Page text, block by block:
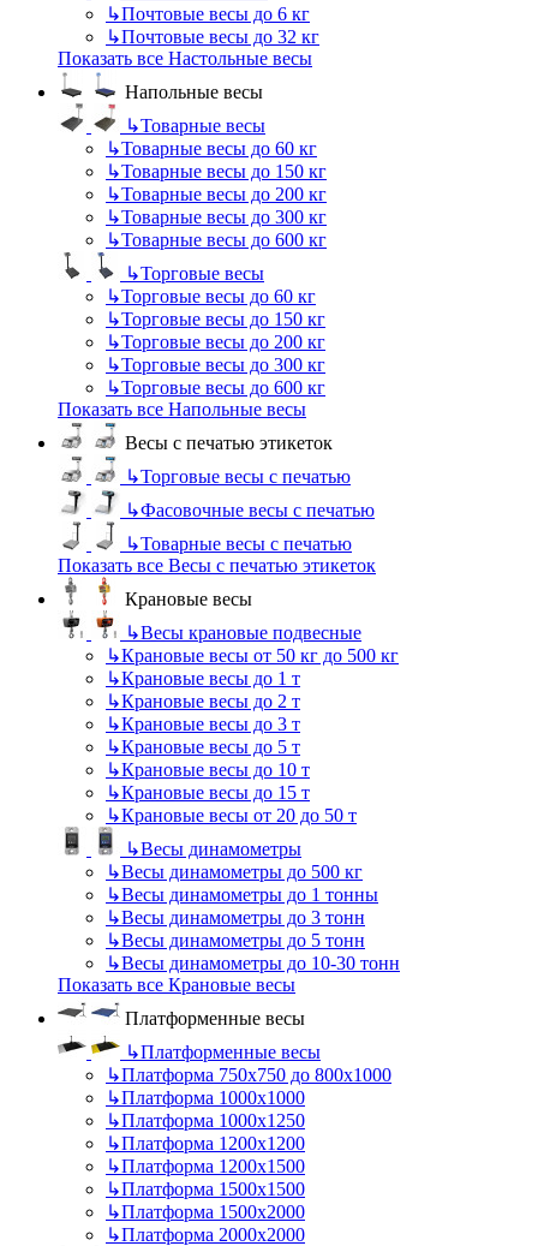
↳Почтовые весы до 6 кг
↳Почтовые весы до 32 кг
Показать все Настольные весы
Напольные весы
↳Товарные весы
↳Товарные весы до 60 кг
↳Товарные весы до 150 кг
↳Товарные весы до 200 кг
↳Товарные весы до 300 кг
↳Товарные весы до 600 кг
↳Торговые весы
↳Торговые весы до 60 кг
↳Торговые весы до 150 кг
↳Торговые весы до 200 кг
↳Торговые весы до 300 кг
↳Торговые весы до 600 кг
Показать все Напольные весы
Весы с печатью этикеток
↳Торговые весы с печатью
↳Фасовочные весы с печатью
↳Товарные весы с печатью
Показать все Весы с печатью этикеток
Крановые весы
↳Весы крановые подвесные
↳Крановые весы от 50 кг до 500 кг
↳Крановые весы до 1 т
↳Крановые весы до 2 т
↳Крановые весы до 3 т
↳Крановые весы до 5 т
↳Крановые весы до 10 т
↳Крановые весы до 15 т
↳Крановые весы от 20 до 50 т
↳Весы динамометры
↳Весы динамометры до 500 кг
↳Весы динамометры до 1 тонны
↳Весы динамометры до 3 тонн
↳Весы динамометры до 5 тонн
↳Весы динамометры до 10-30 тонн
Показать все Крановые весы
Платформенные весы
↳Платформенные весы
↳Платформа 750х750 до 800х1000
↳Платформа 1000х1000
↳Платформа 1000х1250
↳Платформа 1200х1200
↳Платформа 1200х1500
↳Платформа 1500х1500
↳Платформа 1500х2000
↳Платформа 2000х2000